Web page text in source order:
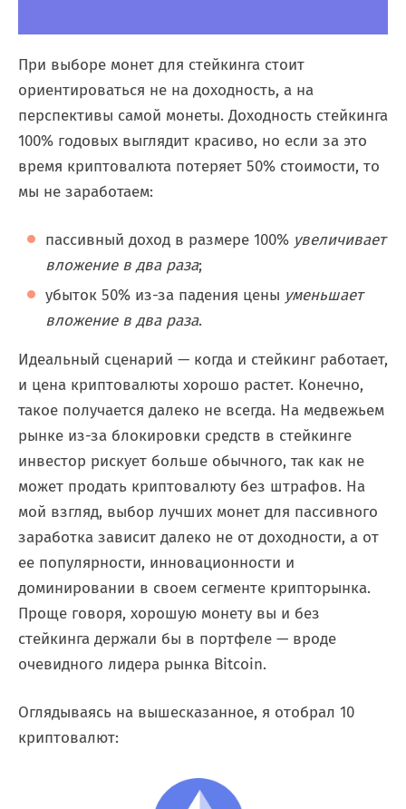
При выборе монет для стейкинга стоит
ориентироваться не на доходность, а на
перспективы самой монеты. Доходность стейкинга
100% годовых выглядит красиво, но если за это
время криптовалюта потеряет 50% стоимости, то
мы не заработаем:
пассивный доход в размере 100% увеличивает
вложение в два раза;
убыток 50% из-за падения цены уменьшает
вложение в два раза.
Идеальный сценарий — когда и стейкинг работает,
и цена криптовалюты хорошо растет. Конечно,
такое получается далеко не всегда. На медвежьем
рынке из-за блокировки средств в стейкинге
инвестор рискует больше обычного, так как не
может продать криптовалюту без штрафов. На
мой взгляд, выбор лучших монет для пассивного
заработка зависит далеко не от доходности, а от
ее популярности, инновационности и
доминировании в своем сегменте крипторынка.
Проще говоря, хорошую монету вы и без
стейкинга держали бы в портфеле — вроде
очевидного лидера рынка Bitcoin.
Оглядываясь на вышесказанное, я отобрал 10
криптовалют: